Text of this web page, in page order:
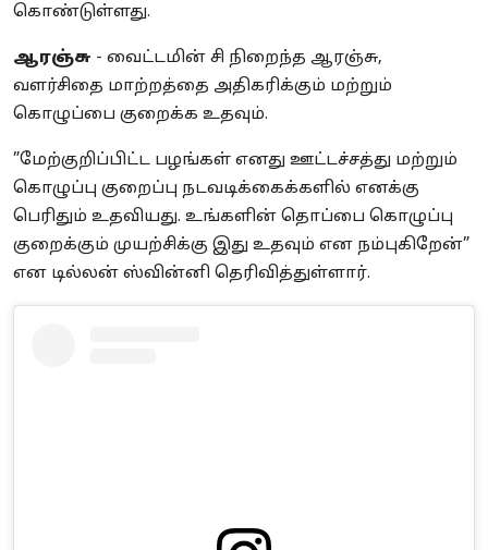
கொண்டுள்ளது.
ஆரஞ்சு - வைட்டமின் சி நிறைந்த ஆரஞ்சு,
வளர்சிதை மாற்றத்தை அதிகரிக்கும் மற்றும்
கொழுப்பை குறைக்க உதவும்.
”மேற்குறிப்பிட்ட பழங்கள் எனது ஊட்டச்சத்து மற்றும்
கொழுப்பு குறைப்பு நடவடிக்கைக்களில் எனக்கு
பெரிதும் உதவியது. உங்களின் தொப்பை கொழுப்பு
குறைக்கும் முயற்சிக்கு இது உதவும் என நம்புகிறேன்”
என டில்லன் ஸ்வின்னி தெரிவித்துள்ளார்.